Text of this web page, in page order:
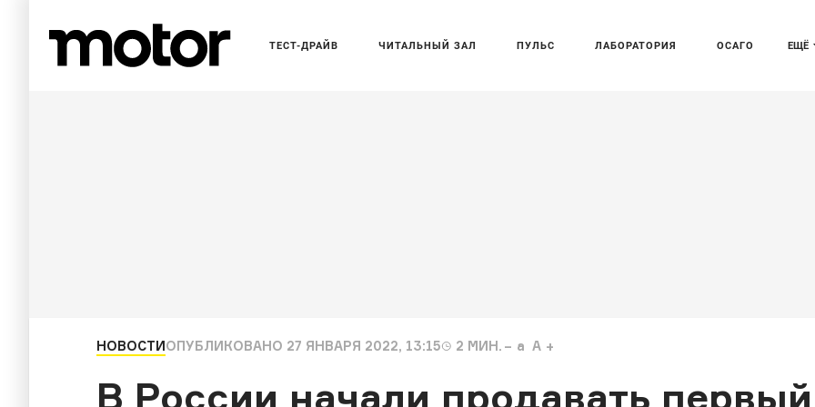
ЕЩЁ
ТЕСТ-ДРАЙВ ЧИТАЛЬНЫЙ ЗАЛ ПУЛЬС ЛАБОРАТОРИЯ ОСАГО
НОВОСТИОПУБЛИКОВАНО 27 ЯНВАРЯ 2022, 13:15 2 МИН. a A
В России начали продавать первый